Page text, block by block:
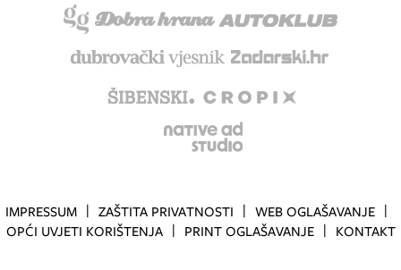
IMPRESSUM ZAŠTITA PRIVATNOSTI
WEB OGLAŠAVANJE
OPĆI UVJETI KORIŠTENJA
PRINT OGLAŠAVANJE KONTAKT